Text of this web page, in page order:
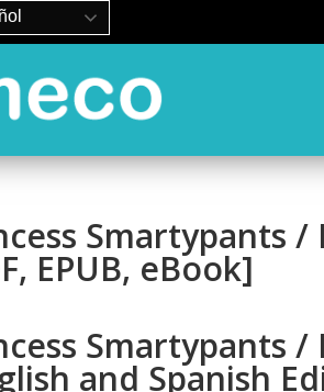
Smartypants /
EPUB, eBook]
Smartypants /
and Spanish